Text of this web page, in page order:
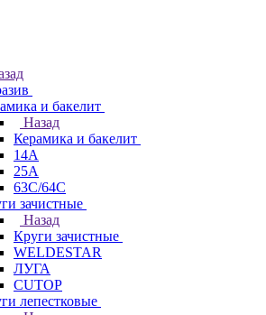
и бакелит
Назад
Керамика и бакелит
14А
25А
63С/64С
зачистные
Назад
Круги зачистные
WELDESTAR
ЛУГА
CUTOP
лепестковые